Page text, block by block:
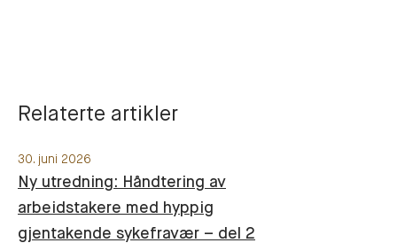
Relaterte artikler
30. juni 2026
Ny utredning: Håndtering av
arbeidstakere med hyppig
gjentakende sykefravær – del 2